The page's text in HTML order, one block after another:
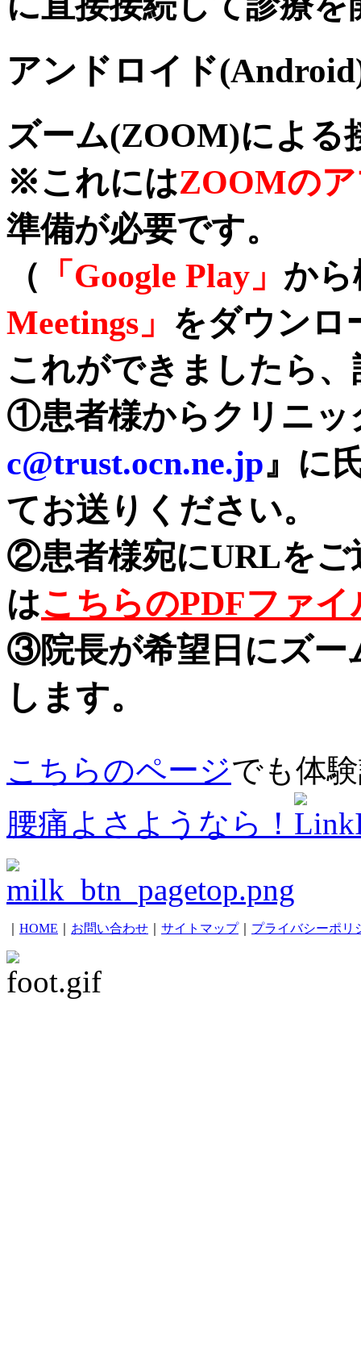
アンドロイド
ズーム(ZOOM)による
※これにはZOOMの
準備が必要です。
（ 「Google Play」 か
Meetings」 をダウンロ
これができましたら
①患者様からクリニッ
c@trust.ocn.ne.jp』に
てお送りください。
②患者様宛にURLをご
はこちらのPDFファイ
③院長が希望日にズー
します。
こちらのページでも体
腰痛よさようなら！
HOME お問い合わせ サイトマップ｜ プライバシーポリ